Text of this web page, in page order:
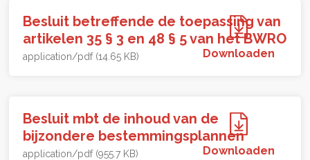
Besluit betreffende de toepassing van
artikelen 35 § 3 en 48 § 5 van het BWRO
application/pdf (14.65 KB) Downloaden
Besluit mbt de inhoud van de
bijzondere bestemmingsplannen
application/pdf (955.7 KB) Downloaden